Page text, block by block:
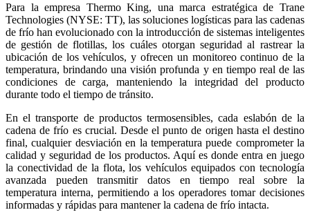
Para la empresa Thermo King, una marca estratégica de Trane
Technologies (NYSE: TT), las soluciones logísticas para las cadenas
de frío han evolucionado con la introducción de sistemas inteligentes
de gestión de flotillas, los cuáles otorgan seguridad al rastrear la
ubicación de los vehículos, y ofrecen un monitoreo continuo de la
temperatura, brindando una visión profunda y en tiempo real de las
condiciones de carga, manteniendo la integridad del producto
durante todo el tiempo de tránsito.
En el transporte de productos termosensibles, cada eslabón de la
cadena de frío es crucial. Desde el punto de origen hasta el destino
final, cualquier desviación en la temperatura puede comprometer la
calidad y seguridad de los productos. Aquí es donde entra en juego
la conectividad de la flota, los vehículos equipados con tecnología
avanzada pueden transmitir datos en tiempo real sobre la
temperatura interna, permitiendo a los operadores tomar decisiones
informadas y rápidas para mantener la cadena de frío intacta.